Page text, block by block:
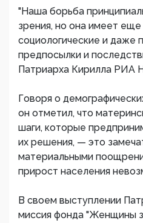
"Наша борьба
зрения, но она имеет еще
социологические и даже
предпосылки и
Патриарха Кирилла РИА
Говоря о
он отметил, что
шаги, которые
их решения, — это
материальными
прирост населения
В своем выступлении
миссия фонда "Женщины